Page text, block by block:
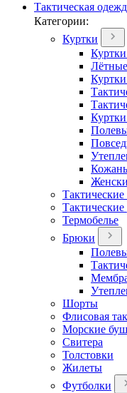
Тактическая
Категории:
Куртки
Термобелье
Брюки
Шорты
Флисовая
Морские
Свитера
Толстовки
Жилеты
Футболки